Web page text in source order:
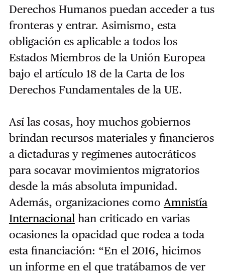
Derechos Humanos puedan acceder a tus
fronteras y entrar. Asimismo, esta
obligación es aplicable a todos los
Estados Miembros de la Unión Europea
bajo el artículo 18 de la Carta de los
Derechos Fundamentales de la UE.
Así las cosas, hoy muchos gobiernos
brindan recursos materiales y financieros
a dictaduras y regímenes autocráticos
para socavar movimientos migratorios
desde la más absoluta impunidad.
Además, organizaciones como Amnistía
Internacional han criticado en varias
ocasiones la opacidad que rodea a toda
esta financiación: “En el 2016, hicimos
un informe en el que tratábamos de ver